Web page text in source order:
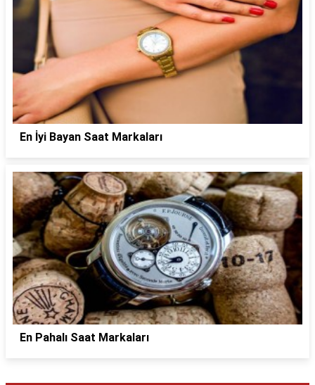
En İyi Bayan Saat Markaları
En Pahalı Saat Markaları